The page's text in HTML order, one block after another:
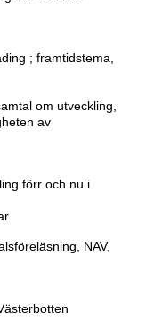
; framtidstema,
om utveckling,
av
förr och nu i
NAV,